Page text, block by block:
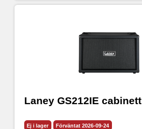
Laney GS212IE cabinett
Ej i lager Förväntat 2026-09-24